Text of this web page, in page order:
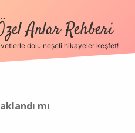
Anlar Rehberi
dolu neşeli hikayeler keşfet!
mı